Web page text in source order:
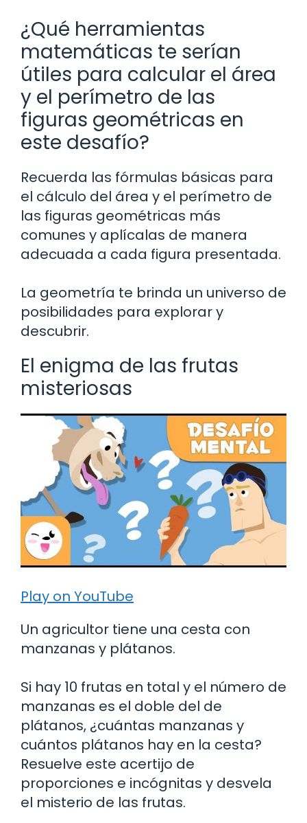
¿Qué herramientas
matemáticas te serían
útiles para calcular el área
y el perímetro de las
figuras geométricas en
este desafío?
Recuerda las fórmulas básicas para
el cálculo del área y el perímetro de
las figuras geométricas más
comunes y aplícalas de manera
adecuada a cada figura presentada.
La geometría te brinda un universo de
posibilidades para explorar y
descubrir.
El enigma de las frutas
misteriosas
Play on YouTube
Un agricultor tiene una cesta con
manzanas y plátanos.
Si hay 10 frutas en total y el número de
manzanas es el doble del de
plátanos, ¿cuántas manzanas y
cuántos plátanos hay en la cesta?
Resuelve este acertijo de
proporciones e incógnitas y desvela
el misterio de las frutas.